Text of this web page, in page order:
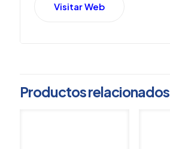
Visitar Web
Productos relacionados